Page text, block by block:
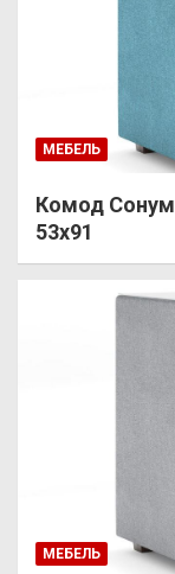
МЕБЕЛЬ
Комод
53х91
МЕБЕЛЬ